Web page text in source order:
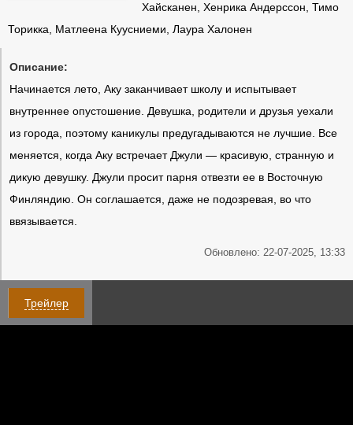
Хайсканен, Хенрика Андерссон, Тимо
Торикка, Матлеена Куусниеми, Лаура Халонен
Описание:
Начинается лето, Аку заканчивает школу и испытывает
внутреннее опустошение. Девушка, родители и друзья уехали
из города, поэтому каникулы предугадываются не лучшие. Все
меняется, когда Аку встречает Джули — красивую, странную и
дикую девушку. Джули просит парня отвезти ее в Восточную
Финляндию. Он соглашается, даже не подозревая, во что
ввязывается.
Обновлено: 22-07-2025, 13:33
Трейлер